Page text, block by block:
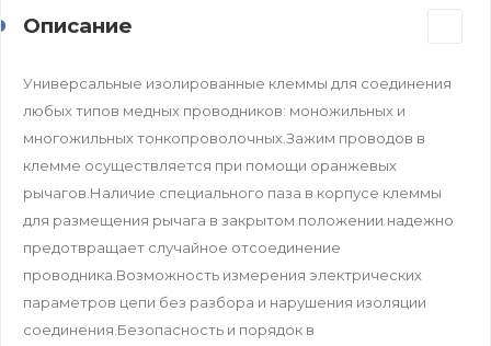
Описание
Универсальные изолированные клеммы для соединения
любых типов медных проводников: моножильных и
многожильных тонкопроволочных.Зажим проводов в
клемме осуществляется при помощи оранжевых
рычагов.Наличие специального паза в корпусе клеммы
для размещения рычага в закрытом положении надежно
предотвращает случайное отсоединение
проводника.Возможность измерения электрических
параметров цепи без разбора и нарушения изоляции
соединения.Безопасность и порядок в